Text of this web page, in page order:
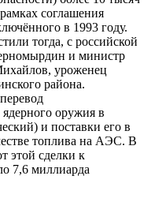
соглашения
в 1993 году.
тогда, с российской
и министр
уроженец
района.
оружия в
и поставки его в
топлива на АЭС. В
этой сделки к
7,6 миллиарда